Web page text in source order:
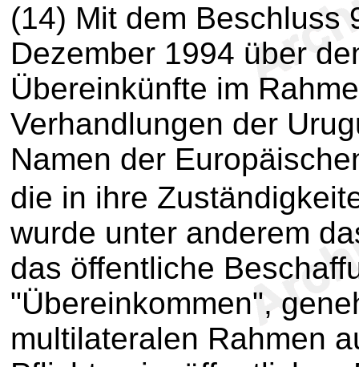
(14) Mit dem Beschluss
Dezember 1994 über
Übereinkünfte im
Verhandlungen der
Namen der
die in ihre
wurde unter anderem
das öffentliche
"Übereinkommen",
multilateralen Rahmen